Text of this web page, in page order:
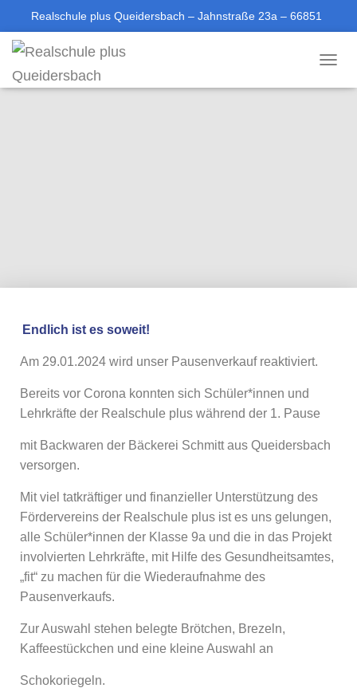
Realschule plus Queidersbach – Jahnstraße 23a – 66851
06371-613688-0
O
Endlich ist es soweit!
Am 29.01.2024 wird unser Pausenverkauf reaktiviert.
Bereits vor Corona konnten sich Schüler*innen und
Lehrkräfte der Realschule plus während der 1. Pause
mit Backwaren der Bäckerei Schmitt aus Queidersbach
versorgen.
Mit viel tatkräftiger und finanzieller Unterstützung des
Fördervereins der Realschule plus ist es uns gelungen,
alle Schüler*innen der Klasse 9a und die in das Projekt
involvierten Lehrkräfte, mit Hilfe des Gesundheitsamtes,
„fit“ zu machen für die Wiederaufnahme des
Pausenverkaufs.
Zur Auswahl stehen belegte Brötchen, Brezeln,
Kaffeestückchen und eine kleine Auswahl an
Schokoriegeln.